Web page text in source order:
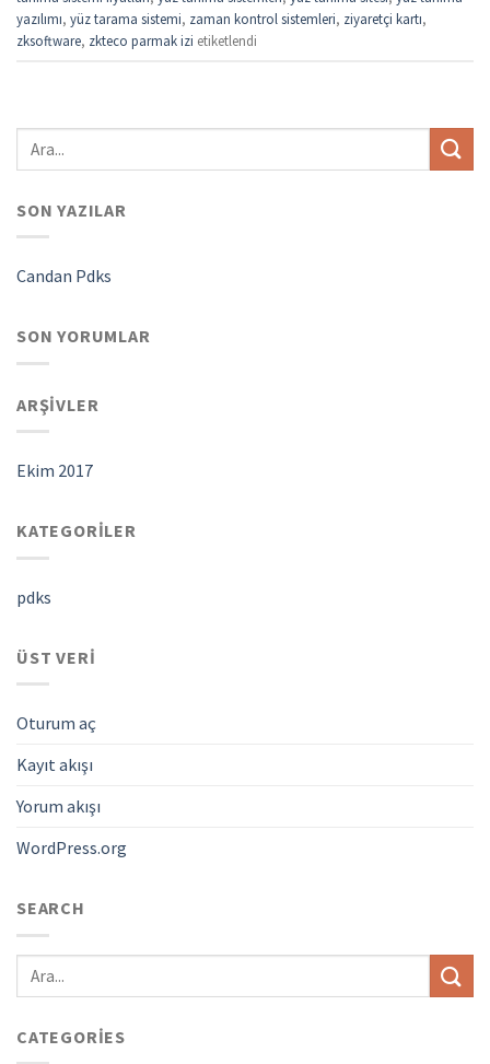
yazılımı, yüz tarama sistemi, zaman kontrol sistemleri, ziyaretçi kartı,
zksoftware, zkteco parmak izi etiketlendi
SON YAZILAR
Candan Pdks
SON YORUMLAR
ARŞIVLER
Ekim 2017
KATEGORILER
pdks
ÜST VERI
Oturum aç
Kayıt akışı
Yorum akışı
WordPress.org
SEARCH
CATEGORIES